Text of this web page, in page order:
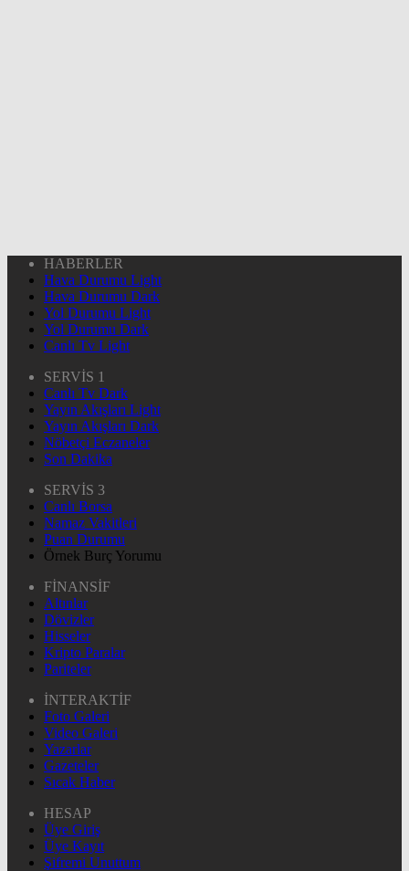
HABERLER
Hava Durumu Light
Hava Durumu Dark
Yol Durumu Light
Yol Durumu Dark
Canlı Tv Light
SERVİS 1
Canlı Tv Dark
Yayın Akışları Light
Yayın Akışları Dark
Nöbetçi Eczaneler
Son Dakika
SERVİS 3
Canlı Borsa
Namaz Vakitleri
Puan Durumu
Örnek Burç Yorumu
FİNANSİF
Altınlar
Dövizler
Hisseler
Kripto Paralar
Pariteler
İNTERAKTİF
Foto Galeri
Video Galeri
Yazarlar
Gazeteler
Sıcak Haber
HESAP
Üye Giriş
Üye Kayıt
Şifremi Unuttum